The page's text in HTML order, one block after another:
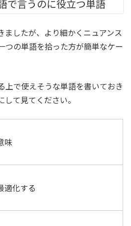
で言うのに役立つ単語
ましたが、より細かくニュアンス
つの単語を拾った方が簡単なケー
上で使えそうな単語を書いておき
て見てください。
味
適化する